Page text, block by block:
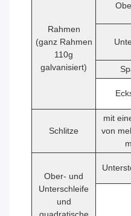
Rahmen
(ganz Rahmen
110g
galvanisiert)
Schlitze
mit
von
Ober- und
Unterschleife
und